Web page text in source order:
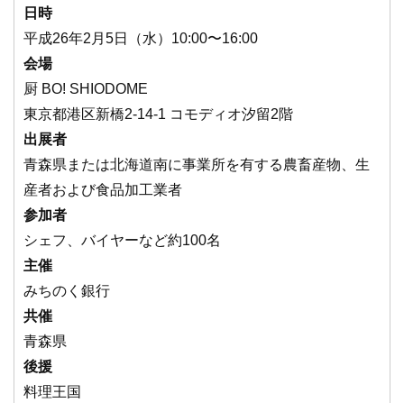
日時
平成26年2月5日（水）10:00〜16:00
会場
厨 BO! SHIODOME
東京都港区新橋2-14-1 コモディオ汐留2階
出展者
青森県または北海道南に事業所を有する農畜産物、生
産者および食品加工業者
参加者
シェフ、バイヤーなど約100名
主催
みちのく銀行
共催
青森県
後援
料理王国